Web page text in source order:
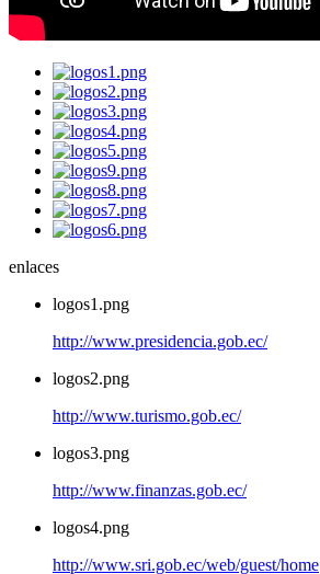
enlaces
logos1.png
http://www.presidencia.gob.ec/
logos2.png
http://www.turismo.gob.ec/
logos3.png
http://www.finanzas.gob.ec/
logos4.png
http://www.sri.gob.ec/web/guest/home